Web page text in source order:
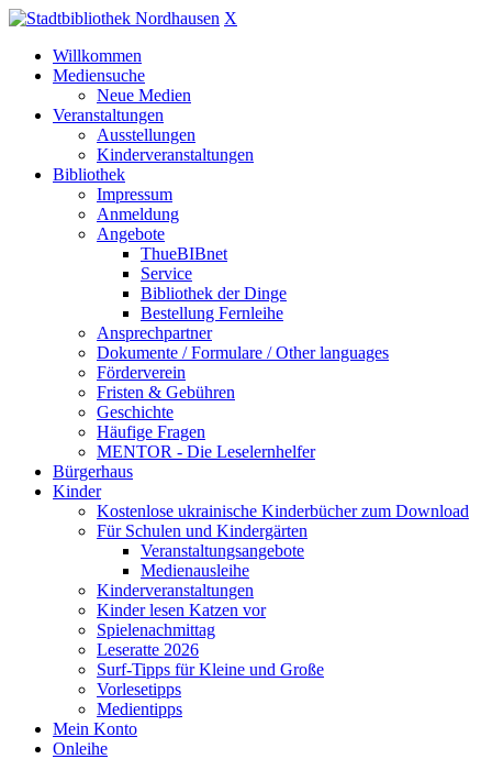
X
Willkommen
Mediensuche
Neue Medien
Veranstaltungen
Ausstellungen
Kinderveranstaltungen
Bibliothek
Impressum
Anmeldung
Angebote
ThueBIBnet
Service
Bibliothek der Dinge
Bestellung Fernleihe
Ansprechpartner
Dokumente / Formulare / Other languages
Förderverein
Fristen & Gebühren
Geschichte
Häufige Fragen
MENTOR - Die Leselernhelfer
Bürgerhaus
Kinder
Kostenlose ukrainische Kinderbücher zum Download
Für Schulen und Kindergärten
Veranstaltungsangebote
Medienausleihe
Kinderveranstaltungen
Kinder lesen Katzen vor
Spielenachmittag
Leseratte 2026
Surf-Tipps für Kleine und Große
Vorlesetipps
Medientipps
Mein Konto
Onleihe